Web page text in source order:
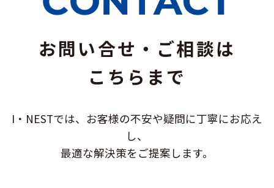
お問い合せ・ご相談は
こちらまで
I・NESTでは、お客様の不安や疑問に丁寧にお応え
し、
最適な解決策をご提案します。